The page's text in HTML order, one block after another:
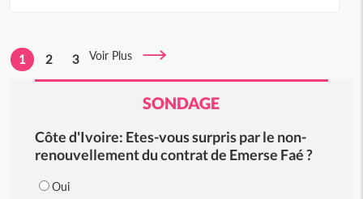
1 2 3 Voir Plus
SONDAGE
Côte d'Ivoire: Etes-vous surpris par le non-
renouvellement du contrat de Emerse Faé ?
Oui